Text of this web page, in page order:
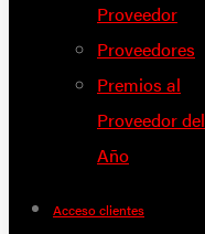
Proveedor
Proveedores
Premios al
Proveedor del
Año
Acceso clientes